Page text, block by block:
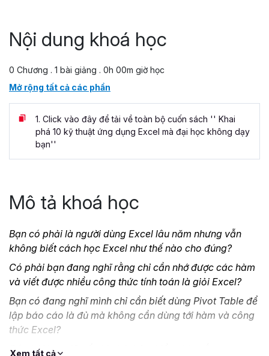
Nội dung khoá học
0 Chương . 1 bài giảng . 0h 00m giờ học
Mở rộng tất cả các phần
1. Click vào đây để tải về toàn bộ cuốn sách '' Khai
phá 10 kỹ thuật ứng dụng Excel mà đại học không dạy
bạn''
Mô tả khoá học
Bạn có phải là người dùng Excel lâu năm nhưng vẫn
không biết cách học Excel như thế nào cho đúng?
Có phải bạn đang nghĩ rằng chỉ cần nhớ được các hàm
và viết được nhiều công thức tính toán là giỏi Excel?
Bạn có đang nghĩ mình chỉ cần biết dùng Pivot Table để
lập báo cáo là đủ mà không cần dùng tới hàm và công
thức Excel?
Có phải bạn đã cố ghi nhớ thật nhiều phím tắt trong
Xem tất cả